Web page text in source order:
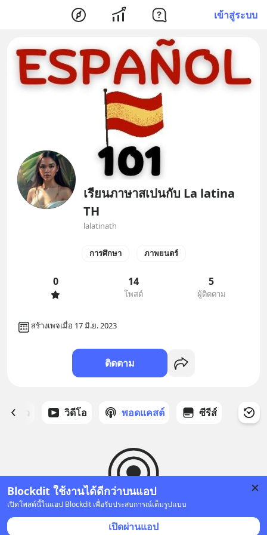
เข้าสู่ระบบ
Blockdit ใช้งานได้ดีกว่าบนแอป
เปิดโพสต์นี้ในแอป Blockdit เพื่อรับประสบการณ์เต็มรูปแบบ
เปิดผ่านแอป
เรียนภาษาสเปนกับ La latina​
TH
lalatinath
การศึกษา ภาพยนตร์
0 14
โพสต์
5
ผู้ติดตาม
สร้างเพจเมื่อ 17 มิ.ย. 2023
ติดตาม
ด้ดาว วิดีโอ พอดแคสต์ ซีรีส์
ยังไม่มีพอดแคสต์